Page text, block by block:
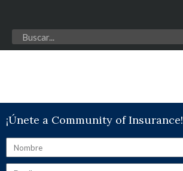
¡Únete a Community of Insurance!